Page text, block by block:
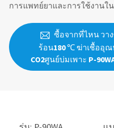
การแพทย์ยาและการใช้งานใ
 ซื้อจากที่ไหน วา
ร้อน180 ℃ ฆ่าเชื้ออุ
CO2ศูนย์บ่มเพาะ P-